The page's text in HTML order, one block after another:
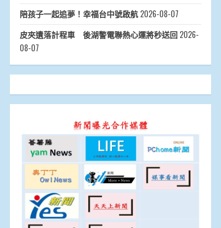
陪孩子一起追夢！幸福台中號啟航 2026-08-07
皮夾遺落計程車 後湖警電聯熱心運將秒送回 2026-
08-07